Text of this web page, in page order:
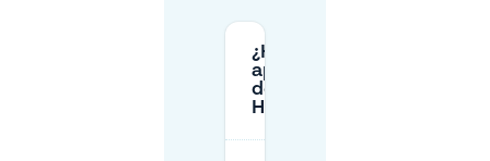
¿Hay
aparcamiento
de pago en
Haagpoort?